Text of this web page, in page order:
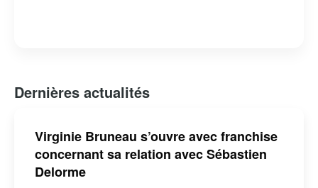
Dernières actualités
Virginie Bruneau s’ouvre avec franchise
concernant sa relation avec Sébastien
Delorme